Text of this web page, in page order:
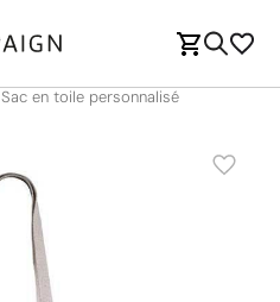
Sac en toile personnalisé